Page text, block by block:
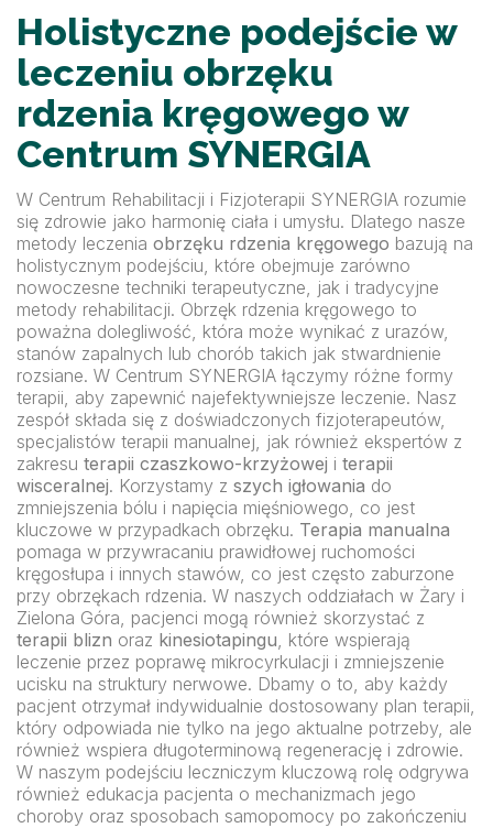
Holistyczne podejście w
leczeniu obrzęku
rdzenia kręgowego w
Centrum SYNERGIA
W Centrum Rehabilitacji i Fizjoterapii SYNERGIA rozumie
się zdrowie jako harmonię ciała i umysłu. Dlatego nasze
metody leczenia obrzęku rdzenia kręgowego bazują na
holistycznym podejściu, które obejmuje zarówno
nowoczesne techniki terapeutyczne, jak i tradycyjne
metody rehabilitacji. Obrzęk rdzenia kręgowego to
poważna dolegliwość, która może wynikać z urazów,
stanów zapalnych lub chorób takich jak stwardnienie
rozsiane. W Centrum SYNERGIA łączymy różne formy
terapii, aby zapewnić najefektywniejsze leczenie. Nasz
zespół składa się z doświadczonych fizjoterapeutów,
specjalistów terapii manualnej, jak również ekspertów z
zakresu terapii czaszkowo-krzyżowej i terapii
wisceralnej. Korzystamy z szych igłowania do
zmniejszenia bólu i napięcia mięśniowego, co jest
kluczowe w przypadkach obrzęku. Terapia manualna
pomaga w przywracaniu prawidłowej ruchomości
kręgosłupa i innych stawów, co jest często zaburzone
przy obrzękach rdzenia. W naszych oddziałach w Żary i
Zielona Góra, pacjenci mogą również skorzystać z
terapii blizn oraz kinesiotapingu , które wspierają
leczenie przez poprawę mikrocyrkulacji i zmniejszenie
ucisku na struktury nerwowe. Dbamy o to, aby każdy
pacjent otrzymał indywidualnie dostosowany plan terapii,
który odpowiada nie tylko na jego aktualne potrzeby, ale
również wspiera długoterminową regenerację i zdrowie.
W naszym podejściu leczniczym kluczową rolę odgrywa
również edukacja pacjenta o mechanizmach jego
choroby oraz sposobach samopomocy po zakończeniu